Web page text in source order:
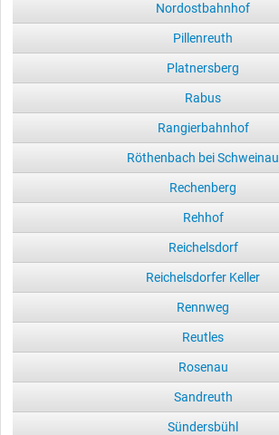
Nordostbahnhof
Pillenreuth
Platnersberg
Rabus
Rangierbahnhof
Röthenbach bei Schweinau
Rechenberg
Rehhof
Reichelsdorf
Reichelsdorfer Keller
Rennweg
Reutles
Rosenau
Sandreuth
Sündersbühl